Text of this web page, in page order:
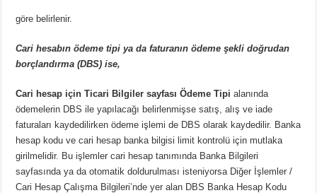
göre belirlenir.
Cari hesabın ödeme tipi ya da faturanın ödeme şekli doğrudan
borçlandırma (DBS) ise,
Cari hesap için Ticari Bilgiler sayfası Ödeme Tipi alanında
ödemelerin DBS ile yapılacağı belirlenmişsesatış, alış ve iade
faturaları kaydedilirken ödeme işlemi de DBS olarak kaydedilir. Banka
hesap kodu ve cari hesap banka bilgisi limit kontrolü için mutlaka
girilmelidir. Bu işlemler cari hesap tanımında Banka Bilgileri
sayfasında ya da otomatik doldurulması isteniyorsa Diğer İşlemler /
Cari Hesap Çalışma Bilgileri’nde yer alan DBS Banka Hesap Kodu